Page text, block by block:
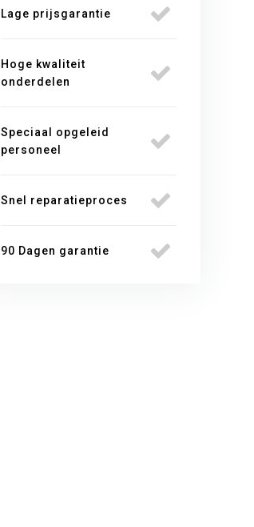
Lage prijsgarantie
Hoge kwaliteit
onderdelen
Speciaal opgeleid
personeel
Snel reparatieproces
90 Dagen garantie